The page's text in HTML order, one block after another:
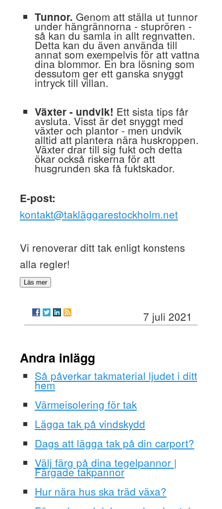
Tunnor. Genom att ställa ut tunnor
under hängrännorna - stuprören -
så kan du samla in allt regnvatten.
Detta kan du även använda till
annat som exempelvis för att vattna
dina blommor. En bra lösning som
dessutom ger ett ganska snyggt
intryck till villan.
Växter - undvik! Ett sista tips får
avsluta. Visst är det snyggt med
växter och plantor - men undvik
alltid att plantera nära huskroppen.
Växter drar till sig fukt och detta
ökar också riskerna för att
husgrunden ska få fuktskador.
E-post:
kontakt@takläggarestockholm.net
Vi renoverar ditt tak enligt konstens
alla regler!
Läs mer
7 juli 2021
Andra inlägg
Så påverkar takmaterial ljudet i ditt
hem
Värmeisolering för tak
Lägga tak på vindskydd
Dags att lägga tak på din carport?
Välj färg på dina tegelpannor |
Färgade takpannor
Hur nära hus ska träd växa?